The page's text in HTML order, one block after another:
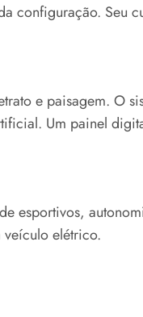
configuração. Seu
e paisagem. O
Um painel
esportivos,
elétrico.